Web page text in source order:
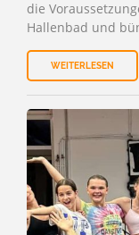
die
Hallenbad und
WEITERLESEN